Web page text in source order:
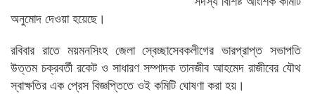
অনুমোদ দেওয়া হয়েছে।
রবিবার রাতে ময়মনসিংহ জেলা স্বেচ্ছাসেবকলীগের ভারপ্রাপ্ত সভাপতি
উত্তম চক্রবর্তী রকেট ও সাধারণ সম্পাদক তানজীব আহমেদ রাজীবের যৌথ
স্বাক্ষতির এক প্রেস বিজ্ঞপ্তিতে ওই কমিটি ঘোষণা করা হয়।